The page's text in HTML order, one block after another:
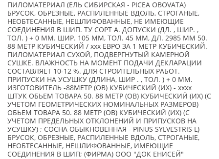
ПИЛОМАТЕРИАЛ (ЕЛЬ СИБИРСКАЯ - PICEA OBOVATA)
БРУСОК, ОБРЕЗНЫЕ, РАСПИЛЕННЫЕ ВДОЛЬ, СТРОГАНЫЕ,
НЕОБТЕСАННЫЕ, НЕШЛИФОВАННЫЕ, НЕ ИМЕЮЩИЕ
СОЕДИНЕНИЯ В ШИП. ТУ СОРТ А. ДОПУСКИ (ДЛ. , ШИР. ,
ТОЛ. ) + 0 ММ. ШИР. 105 ММ, ТОЛ. 45 ММ, ДЛ. 2985 ММ 50.
88 МЕТР КУБИЧЕСКИЙ / xxx ЕВРО ЗА 1 МЕТР КУБИЧЕСКИЙ.
ПИЛОМАТЕРИАЛ СУХОЙ, ПОДВЕРГНУТЫЙ КАМЕРНОЙ
СУШКЕ. ВЛАЖНОСТЬ НА МОМЕНТ ПОДАЧИ ДЕКЛАРАЦИИ
СОСТАВЛЯЕТ 10-12 %. ДЛЯ СТРОИТЕЛЬНЫХ РАБОТ.
ПРИПУСКИ НА УСУШКУ (ДЛИНА, ШИР . , ТОЛ. ) + 0 ММ.
ИЗГОТОВИТЕЛЬ -88МЕТР (ОВ) КУБИЧЕСКИЙ (ИХ) - xxxx
ШТУК ОБЬЕМ ТОВАРА 50. 88 МЕТР (ОВ) КУБИЧЕСКИЙ (ИХ) (С
УЧЕТОМ ГЕОМЕТРИЧЕСКИХ НОМИНАЛЬНЫХ РАЗМЕРОВ)
ОБЬЕМ ТОВАРА 50. 88 МЕТР (ОВ) КУБИЧЕСКИЙ (ИХ) (С
УЧЕТОМ ПРЕДЕЛЬНЫХ ОТКЛОНЕНИЙ И ПРИПУСКОВ НА
УСУШКУ) ; СОСНА ОБЫКНОВЕННАЯ - PINUS SYLVESTRIS L)
БРУСОК, ОБРЕЗНЫЕ, РАСПИЛЕННЫЕ ВДОЛЬ, СТРОГАНЫЕ,
НЕОБТЕСАННЫЕ, НЕШЛИФОВАННЫЕ, ИМЕЮЩИЕ
СОЕДИНЕНИЯ В ШИП; (ФИРМА) ООО "ДОК ЕНИСЕЙ"